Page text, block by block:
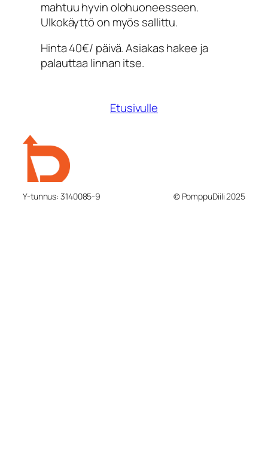
mahtuu hyvin olohuoneesseen.
Ulkokäyttö on myös sallittu.
Hinta 40€/ päivä. Asiakas hakee ja
palauttaa linnan itse.
Etusivulle
Y-tunnus: 3140085-9 © PomppuDiili 2025